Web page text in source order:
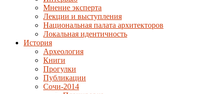
Мнение эксперта
Лекции и выступления
Национальная палата архитекторов
Локальная идентичность
История
Археология
Книги
Прогулки
Публикации
Сочи-2014